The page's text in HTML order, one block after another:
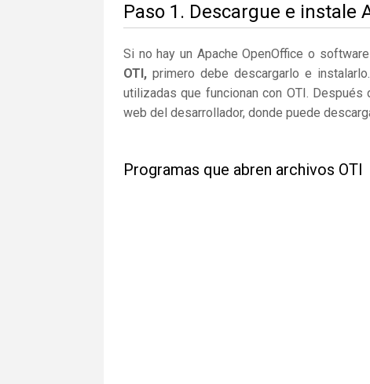
Paso 1. Descargue e instale
Si no hay un Apache OpenOffice o
OTI, primero debe descargarlo e
utilizadas que funcionan con OTI.
web del desarrollador, donde puede
Programas que abren archivos OTI